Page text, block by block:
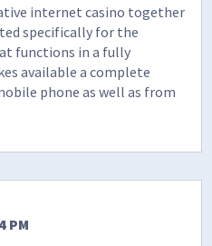
internet casino together
specifically for the
functions in a fully
available a complete
phone as well as from
PM